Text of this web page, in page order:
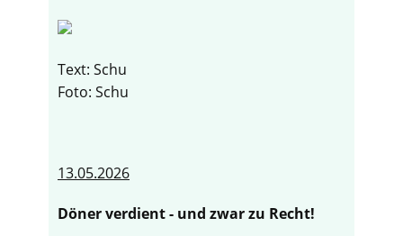
Text: Schu
Foto: Schu
13.05.2026
Döner verdient - und zwar zu Recht!